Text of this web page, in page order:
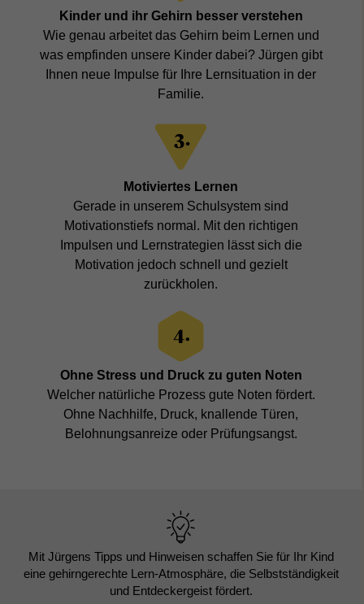
Kinder und ihr Gehirn besser verstehen
Wie genau arbeitet das Gehirn beim Lernen und
was empfinden unsere Kinder dabei? Jürgen gibt
Ihnen neue Impulse für Ihre Lernsituation in der
Familie.
Motiviertes Lernen
Gerade in unserem Schulsystem sind
Motivationstiefs normal. Mit den richtigen
Impulsen und Lernstrategien lässt sich die
Motivation jedoch schnell und gezielt
zurückholen.
Ohne Stress und Druck zu guten Noten
Welcher natürliche Prozess gute Noten fördert.
Ohne Nachhilfe, Druck, knallende Türen,
Belohnungsanreize oder Prüfungsangst.
Mit Jürgens Tipps und Hinweisen schaffen Sie für Ihr Kind
eine gehirngerechte Lern-Atmosphäre, die Selbstständigkeit
und Entdeckergeist fördert.